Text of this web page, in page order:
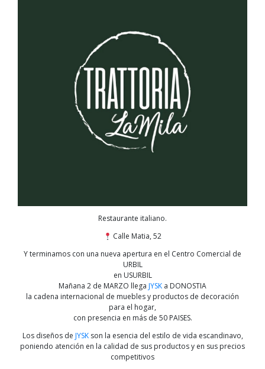
Restaurante italiano.
Calle Matia, 52
Y terminamos con una nueva apertura en el Centro Comercial de
URBIL
en USURBIL
Mañana 2 de MARZO llega JYSK a DONOSTIA
la cadena internacional de muebles y productos de decoración
para el hogar,
con presencia en más de 50 PAISES.
Los diseños de JYSKson la esencia del estilo de vida escandinavo,
poniendo atención en la calidad de sus productos y en sus precios
competitivos